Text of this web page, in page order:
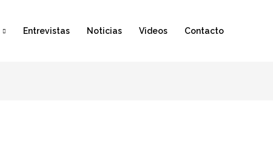
Entrevistas Noticias Videos Contacto